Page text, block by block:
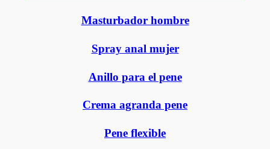
Masturbador hombre
Spray anal mujer
Anillo para el pene
Crema agranda pene
Pene flexible